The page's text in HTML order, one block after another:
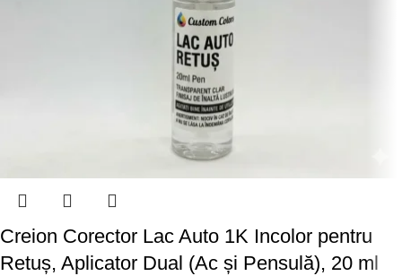
Creion Corector Lac Auto 1K Incolor pentru
Retuș, Aplicator Dual (Ac și Pensulă), 20 ml